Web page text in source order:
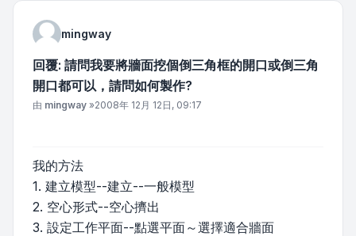
mingway
回覆: 請問我要將牆面挖個倒三角框的開口或倒三角
開口都可以，請問如何製作?
文章
由 mingway »2008年 12月 12日, 09:17
我的方法
1. 建立模型--建立--一般模型
2. 空心形式--空心擠出
3. 設定工作平面--點選平面～選擇適合牆面